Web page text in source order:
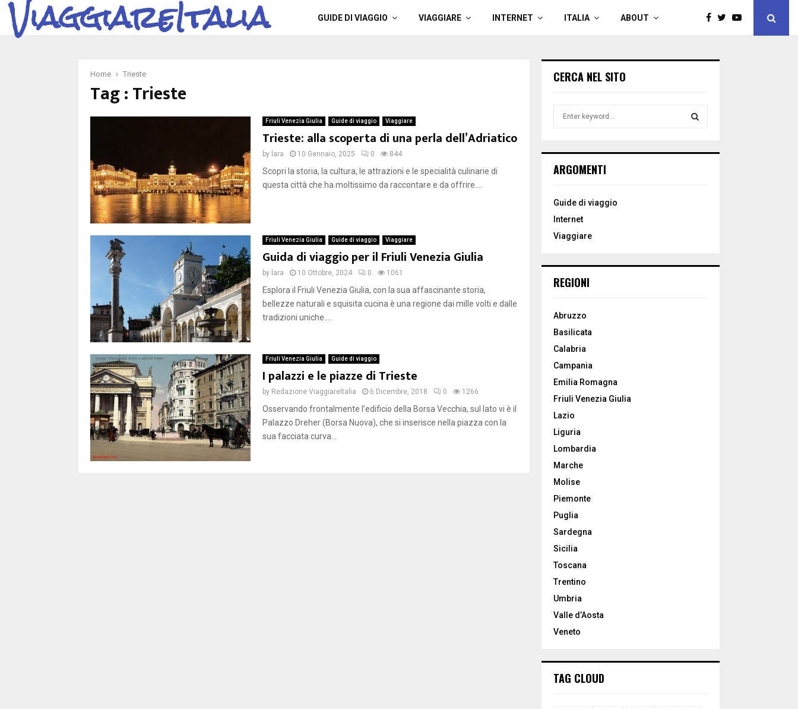
ViaggiareItalia GUIDE DI VIAGGIO VIAGGIARE INTERNET ITALIA ABOUT
Home Trieste
Tag : Trieste
Friuli Venezia Giulia Guide di viaggio Viaggiare
Trieste: alla scoperta di una perla dell’Adriatico
by lara 10 Gennaio, 2025 0 844
Scopri la storia, la cultura, le attrazioni e le specialità culinarie di
questa città che ha moltissimo da raccontare e da offrire....
Friuli Venezia Giulia Guide di viaggio Viaggiare
Guida di viaggio per il Friuli Venezia Giulia
by lara 10 Ottobre, 2024 0 1061
Esplora il Friuli Venezia Giulia, con la sua affascinante storia,
bellezze naturali e squisita cucina è una regione dai mille volti e dalle
tradizioni uniche....
Friuli Venezia Giulia Guide di viaggio
I palazzi e le piazze di Trieste
by Redazione ViaggiareItalia 6 Dicembre, 2018 0 1266
Osservando frontalmente l’edificio della Borsa Vecchia, sul lato vi è il
Palazzo Dreher (Borsa Nuova), che si inserisce nella piazza con la
sua facciata curva...
CERCA NEL SITO
h
o
:
ARGOMENTI
Guide di viaggio
Internet
Viaggiare
REGIONI
Abruzzo
Basilicata
Calabria
Campania
Emilia Romagna
Friuli Venezia Giulia
Lazio
Liguria
Lombardia
Marche
Molise
Piemonte
Puglia
Sardegna
Sicilia
Toscana
Trentino
Umbria
Valle d’Aosta
Veneto
TAG CLOUD